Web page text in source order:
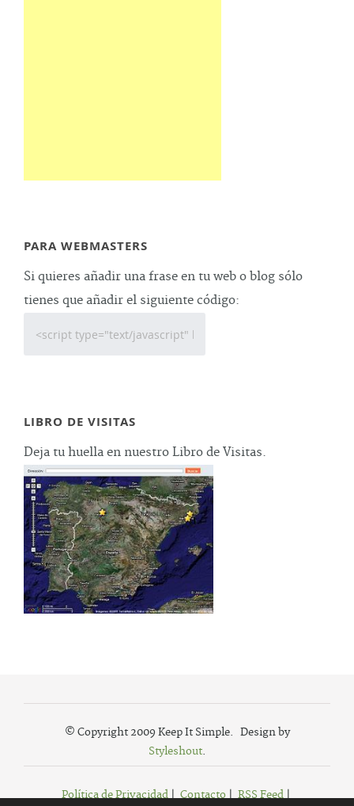
PARA WEBMASTERS
Si quieres añadir una frase en tu web o blog sólo
tienes que añadir el siguiente código:
LIBRO DE VISITAS
Deja tu huella en nuestro Libro de Visitas.
© Copyright 2009 Keep It Simple. Design by
Styleshout.
Política de Privacidad| Contacto| RSS Feed|